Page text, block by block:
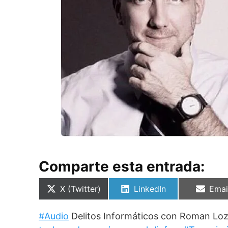
Comparte esta entrada:
Compartir
X (Twitter)
Compartir
LinkedIn
#Audio Delitos Informáticos con Roman